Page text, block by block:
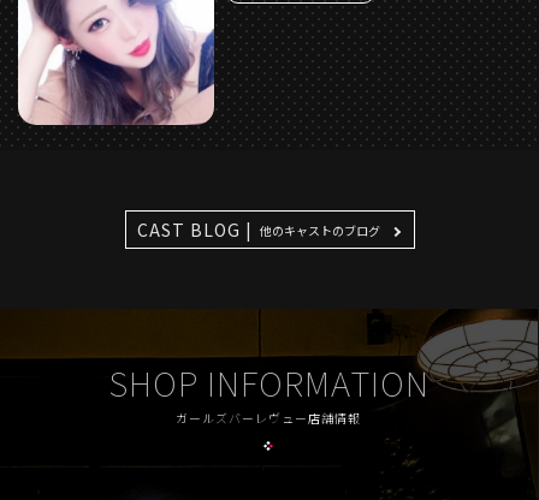
CAST BLOG | 他のキャストのブログ
SHOP INFORMATION
ガールズバーレヴュー店舗情報